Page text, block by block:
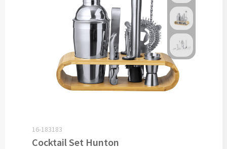
Lunchboxen bedrukken
Lunchbekers bedrukken
Voedselcontainers bedrukken
Snoep
16-183183
Cocktail Set Hunton